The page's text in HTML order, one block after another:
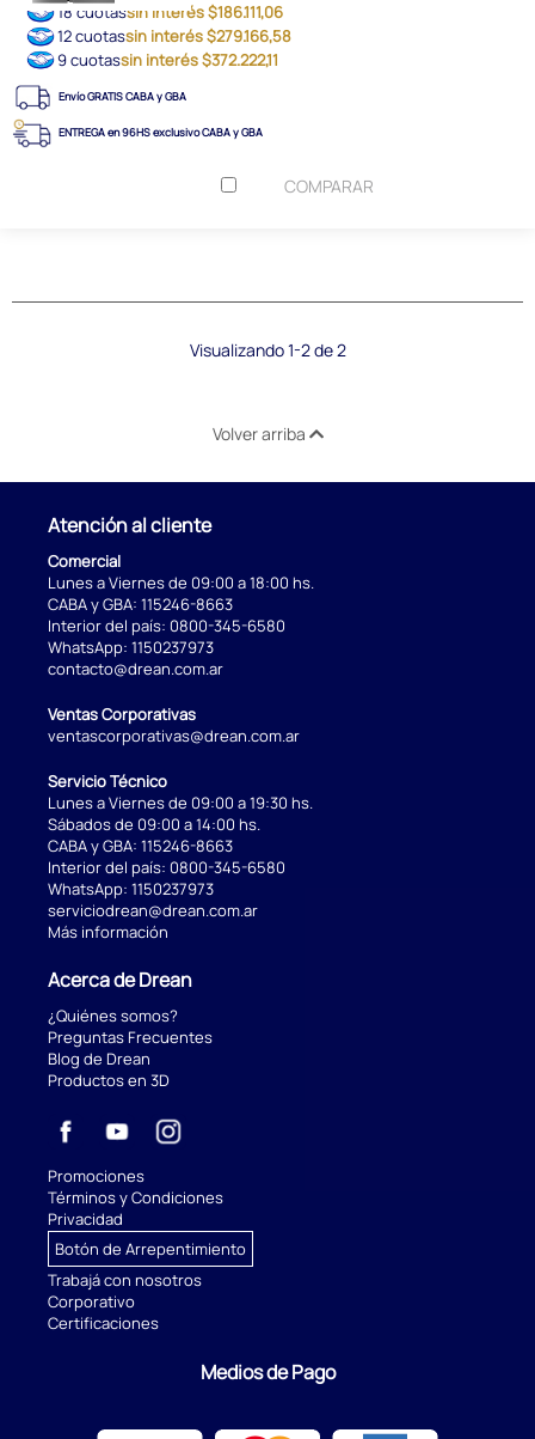
18 cuotassin interés $186.111,06
12 cuotassin interés $279.166,58
9 cuotassin interés $372.222,11
Envío GRATIS CABA y GBA
ENTREGA en 96HS exclusivo CABA y GBA
COMPARAR
Visualizando 1-2 de 2
Volver arriba
Atención al cliente
Comercial
Lunes a Viernes de 09:00 a 18:00 hs.
CABA y GBA: 115246-8663
Interior del país: 0800-345-6580
WhatsApp: 1150237973
contacto@drean.com.ar
Ventas Corporativas
ventascorporativas@drean.com.ar
Servicio Técnico
Lunes a Viernes de 09:00 a 19:30 hs.
Sábados de 09:00 a 14:00 hs.
CABA y GBA: 115246-8663
Interior del país: 0800-345-6580
WhatsApp: 1150237973
serviciodrean@drean.com.ar
Más información
Acerca de Drean
¿Quiénes somos?
Preguntas Frecuentes
Blog de Drean
Productos en 3D
Promociones
Términos y Condiciones
Privacidad
Botón de Arrepentimiento
Trabajá con nosotros
Corporativo
Certificaciones
Medios de Pago